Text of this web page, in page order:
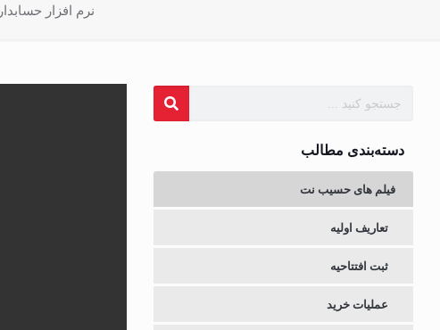
نرم افزار
دسته‌بندی مطالب
فیلم های حسیب نت
تعاریف اولیه
ثبت افتتاحیه
عملیات خرید